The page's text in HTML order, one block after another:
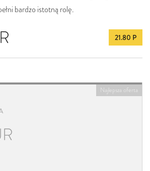
21.80 P
bardzo istotną rolę.
Najlepsza oferta